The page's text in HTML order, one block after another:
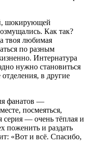
шокирующей
Как так?
твоя любимая
по разным
Интернатура
нужно становиться
в другие
фанатов —
посмеяться,
серия — очень тёплая и
поженить и раздать
«Вот и всё. Спасибо,